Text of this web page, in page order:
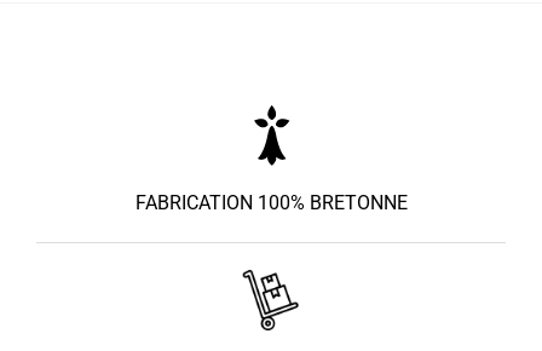
FABRICATION 100% BRETONNE